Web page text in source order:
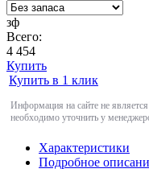
зф
Всего:
4 454
Купить
Купить в 1 клик
Информация на сайте не
необходимо уточнить у
Характеристики
Подробное